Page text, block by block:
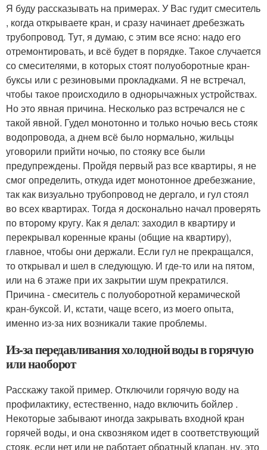
Я буду рассказывать на примерах. У Вас гудит смеситель
, когда открываете кран, и сразу начинает дребезжать
трубопровод. Тут, я думаю, с этим все ясно: надо его
отремонтировать, и всё будет в порядке. Такое случается
со смесителями, в которых стоят полуоборотные кран-
буксы или с резиновыми прокладками. Я не встречал,
чтобы такое происходило в однорычажных устройствах.
Но это явная причина. Несколько раз встречался не с
такой явной. Гудел монотонно и только ночью весь стояк
водопровода, а днем всё было нормально, жильцы
уговорили прийти ночью, по стояку все были
предупреждены. Пройдя первый раз все квартиры, я не
смог определить, откуда идет монотонное дребезжание,
так как визуально трубопровод не дергало, и гул стоял
во всех квартирах. Тогда я досконально начал проверять
по второму кругу. Как я делал: заходил в квартиру и
перекрывал коренные краны (общие на квартиру),
главное, чтобы они держали. Если гул не прекращался,
то открывал и шел в следующую. И где-то или на пятом,
или на 6 этаже при их закрытии шум прекратился.
Причина - смеситель с полуоборотной керамической
кран-буксой. И, кстати, чаще всего, из моего опыта,
именно из-за них возникали такие проблемы.
Из-за передавливания холодной воды в горячую
или наоборот
Расскажу такой пример. Отключили горячую воду на
профилактику, естественно, надо включить бойлер .
Некоторые забывают иногда закрывать входной кран
горячей воды, и она сквозняком идет в соответствующий
стояк, если нет или не работает обратный клапан, ну, это